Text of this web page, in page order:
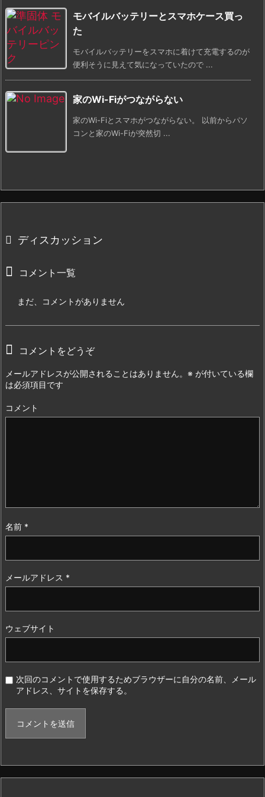
モバイルバッテリーとスマホケース買っ
た
モバイルバッテリーをスマホに着けて充電するのが
便利そうに見えて気になっていたので ...
家のWi-Fiがつながらない
家のWi-Fiとスマホがつながらない。 以前からパソ
コンと家のWi-Fiが突然切 ...
ディスカッション
コメント一覧
まだ、コメントがありません
コメントをどうぞ
メールアドレスが公開されることはありません。 ※ が付いている欄
は必須項目です
コメント
名前 *
メールアドレス *
ウェブサイト
次回のコメントで使用するためブラウザーに自分の名前、メール
アドレス、サイトを保存する。